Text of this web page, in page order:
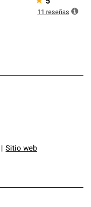
11 reseñas
Sitio web